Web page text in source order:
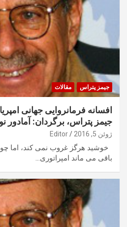
جیمز پتراس مقالات
افسانه فرمانروایی جهانی
جیمز پتراس، برگردان: آمادور
ژوئن 5, 2016 Editor
خوشید هرگز غروب نمی کند، اما
باقی می ماند امپراتوری…